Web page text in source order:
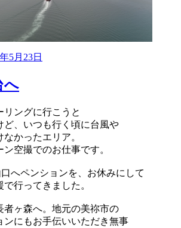
5月23日
へ
ングに行こうと
ど、いつも行く頃に台風や
かったエリア。
空撮でのお仕事です。
へペンションを、お休みにして
行ってきました。
者ヶ森へ。地元の美祢市の
ンにもお手伝いいただき無事